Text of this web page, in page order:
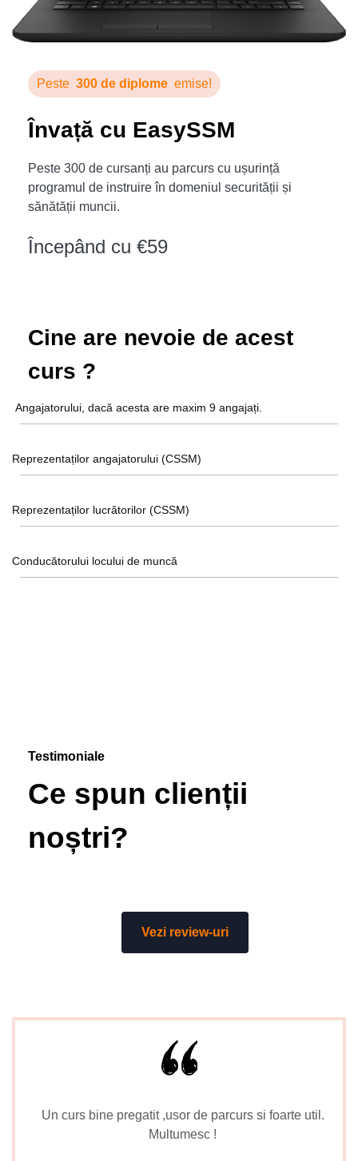
Peste 300 de diplome emise!
Învață cu EasySSM
Peste 300 de cursanți au parcurs cu ușurință
programul de instruire în domeniul securității și
sănătății muncii.
Începând cu €59
Cine are nevoie de acest
curs ?
Angajatorului, dacă acesta are maxim 9 angajați.
Reprezentaților angajatorului (CSSM)
Reprezentaților lucrătorilor (CSSM)
Conducătorului locului de muncă
Testimoniale
Ce spun clienții
noștri?
Vezi review-uri
Un curs bine pregatit ,usor de parcurs si foarte util.
Multumesc !